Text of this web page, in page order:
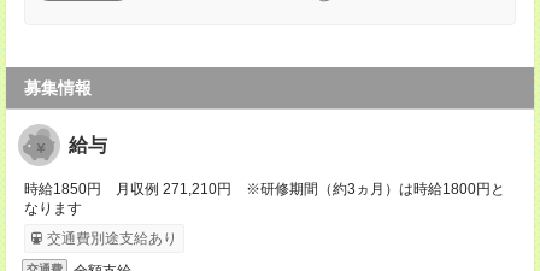
募集情報
給与
時給1850円 月収例 271,210円 ※研修期間（約3ヵ月）は時給1800円と
なります
交通費別途支給あり